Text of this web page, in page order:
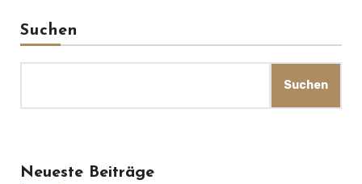
Suchen
Suchen
Neueste Beiträge